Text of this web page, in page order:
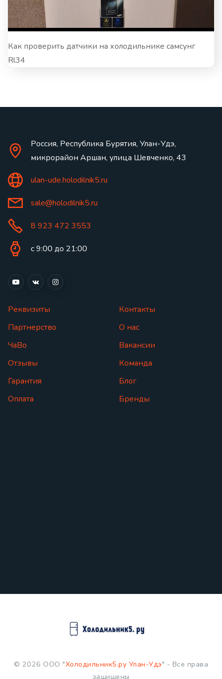
Как проверить датчики на холодильнике самсунг
Rl34
Россия, Республика Бурятия, Улан-Удэ,
микрорайон Аршан, улица Шевченко, 43
ulan-ude.holodilnik5.ru
sale@holodilnik5.ru
8 923 472 3553
с 9:00 до 21:00
Реквизиты
Партнерство
ЧаВо
Отзывы
Гарантия
Оплата
Контакты
О нас
Вакансии
Команда
Блог
Бренды
© 2026 ООО "Холодильник5.ру Улан-Удэ" - Все права
защищены